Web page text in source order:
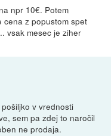
npr 10€. Potem
z popustom spet
vsak mesec je ziher
v vrednosti
sem pa zdej to naročil
ne prodaja.